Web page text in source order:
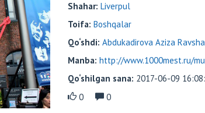
Shahar: Liverpul
Toifa: Boshqalar
Qo‘shdi: Abdukadirova Aziza
Manba: http://www.1000mest.ru/
Qo‘shilgan sana: 2017-06-09
0
0